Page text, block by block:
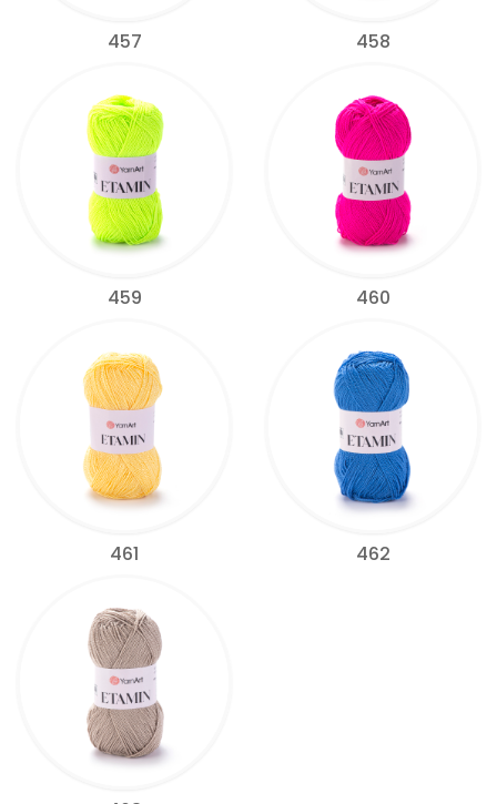
457 458
459 460
461 462